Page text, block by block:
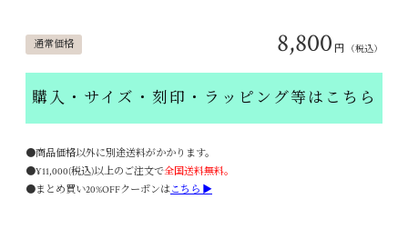
通常価格 8,800 円 （税込）
購入・サイズ・刻印・ラッピング等はこちら
●商品価格以外に別途送料がかかります。
●¥11,000(税込)以上のご注文で全国送料無料。
●まとめ買い20%OFFクーポンはこちら ▶